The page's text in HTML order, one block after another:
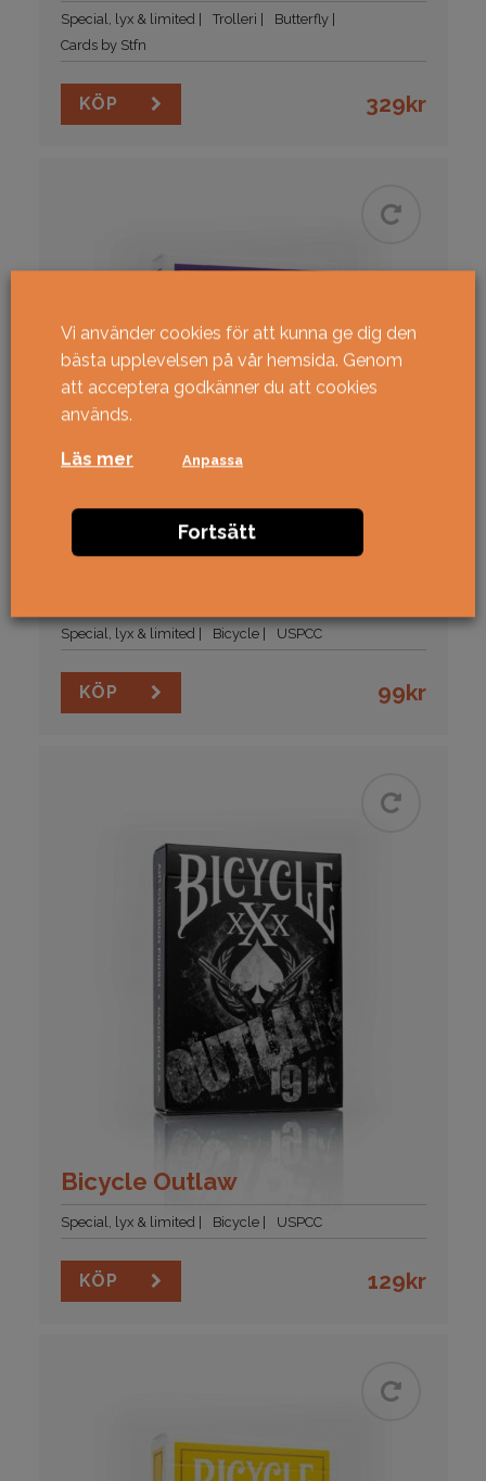
Special, lyx & limited Trolleri
Butterfly
Cards by Stfn
KÖP 329kr
Special, lyx & limited Bicycle USPCC
KÖP 99kr
Bicycle Outlaw
Special, lyx & limited Bicycle USPCC
KÖP 129kr
Vi använder cookies för att kunna ge dig den
bästa upplevelsen på vår hemsida. Genom
att acceptera godkänner du att cookies
används.
Läs mer Anpassa
Fortsätt